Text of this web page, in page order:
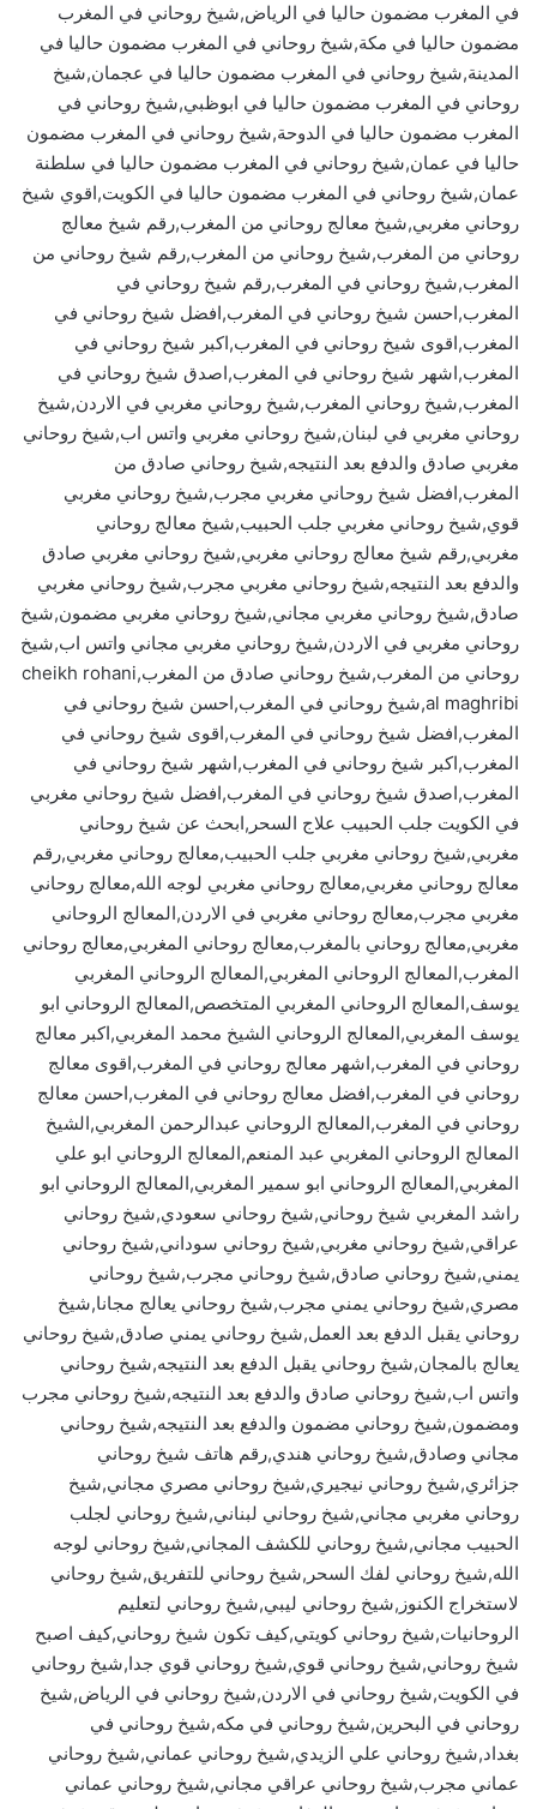
في المغرب مضمون حاليا في الرياض,شيخ روحاني في المغرب
مضمون حاليا في مكة,شيخ روحاني في المغرب مضمون حاليا في
المدينة,شيخ روحاني في المغرب مضمون حاليا في عجمان,شيخ
روحاني في المغرب مضمون حاليا في ابوظبي,شيخ روحاني في
المغرب مضمون حاليا في الدوحة,شيخ روحاني في المغرب مضمون
حاليا في عمان,شيخ روحاني في المغرب مضمون حاليا في سلطنة
عمان,شيخ روحاني في المغرب مضمون حاليا في الكويت,اقوي شيخ
روحاني مغربي,شيخ معالج روحاني من المغرب,رقم شيخ معالج
روحاني من المغرب,شيخ روحاني من المغرب,رقم شيخ روحاني من
المغرب,شيخ روحاني في المغرب,رقم شيخ روحاني في
المغرب,احسن شيخ روحاني في المغرب,افضل شيخ روحاني في
المغرب,اقوى شيخ روحاني في المغرب,اكبر شيخ روحاني في
المغرب,اشهر شيخ روحاني في المغرب,اصدق شيخ روحاني في
المغرب,شيخ روحاني المغرب,شيخ روحاني مغربي في الاردن,شيخ
روحاني مغربي في لبنان,شيخ روحاني مغربي واتس اب,شيخ روحاني
مغربي صادق والدفع بعد النتيجه,شيخ روحاني صادق من
المغرب,افضل شيخ روحاني مغربي مجرب,شيخ روحاني مغربي
قوي,شيخ روحاني مغربي جلب الحبيب,شيخ معالج روحاني
مغربي,رقم شيخ معالج روحاني مغربي,شيخ روحاني مغربي صادق
والدفع بعد النتيجه,شيخ روحاني مغربي مجرب,شيخ روحاني مغربي
صادق,شيخ روحاني مغربي مجاني,شيخ روحاني مغربي مضمون,شيخ
روحاني مغربي في الاردن,شيخ روحاني مغربي مجاني واتس اب,شيخ
روحاني من المغرب,شيخ روحاني صادق من المغرب,cheikh rohani
al maghribi,شيخ روحاني في المغرب,احسن شيخ روحاني في
المغرب,افضل شيخ روحاني في المغرب,اقوى شيخ روحاني في
المغرب,اكبر شيخ روحاني في المغرب,اشهر شيخ روحاني في
المغرب,اصدق شيخ روحاني في المغرب,افضل شيخ روحاني مغربي
في الكويت جلب الحبيب علاج السحر,ابحث عن شيخ روحاني
مغربي,شيخ روحاني مغربي جلب الحبيب,معالج روحاني مغربي,رقم
معالج روحاني مغربي,معالج روحاني مغربي لوجه الله,معالج روحاني
مغربي مجرب,معالج روحاني مغربي في الاردن,المعالج الروحاني
مغربي,معالج روحاني بالمغرب,معالج روحاني المغربي,معالج روحاني
المغرب,المعالج الروحاني المغربي,المعالج الروحاني المغربي
يوسف,المعالج الروحاني المغربي المتخصص,المعالج الروحاني ابو
يوسف المغربي,المعالج الروحاني الشيخ محمد المغربي,اكبر معالج
روحاني في المغرب,اشهر معالج روحاني في المغرب,اقوى معالج
روحاني في المغرب,افضل معالج روحاني في المغرب,احسن معالج
روحاني في المغرب,المعالج الروحاني عبدالرحمن المغربي,الشيخ
المعالج الروحاني المغربي عبد المنعم,المعالج الروحاني ابو علي
المغربي,المعالج الروحاني ابو سمير المغربي,المعالج الروحاني ابو
راشد المغربي شيخ روحاني,شيخ روحاني سعودي,شيخ روحاني
عراقي,شيخ روحاني مغربي,شيخ روحاني سوداني,شيخ روحاني
يمني,شيخ روحاني صادق,شيخ روحاني مجرب,شيخ روحاني
مصري,شيخ روحاني يمني مجرب,شيخ روحاني يعالج مجانا,شيخ
روحاني يقبل الدفع بعد العمل,شيخ روحاني يمني صادق,شيخ روحاني
يعالج بالمجان,شيخ روحاني يقبل الدفع بعد النتيجه,شيخ روحاني
واتس اب,شيخ روحاني صادق والدفع بعد النتيجه,شيخ روحاني مجرب
ومضمون,شيخ روحاني مضمون والدفع بعد النتيجه,شيخ روحاني
مجاني وصادق,شيخ روحاني هندي,رقم هاتف شيخ روحاني
جزائري,شيخ روحاني نيجيري,شيخ روحاني مصري مجاني,شيخ
روحاني مغربي مجاني,شيخ روحاني لبناني,شيخ روحاني لجلب
الحبيب مجاني,شيخ روحاني للكشف المجاني,شيخ روحاني لوجه
الله,شيخ روحاني لفك السحر,شيخ روحاني للتفريق,شيخ روحاني
لاستخراج الكنوز,شيخ روحاني ليبي,شيخ روحاني لتعليم
الروحانيات,شيخ روحاني كويتي,كيف تكون شيخ روحاني,كيف اصبح
شيخ روحاني,شيخ روحاني قوي,شيخ روحاني قوي جدا,شيخ روحاني
في الكويت,شيخ روحاني في الاردن,شيخ روحاني في الرياض,شيخ
روحاني في البحرين,شيخ روحاني في مكه,شيخ روحاني في
بغداد,شيخ روحاني علي الزيدي,شيخ روحاني عماني,شيخ روحاني
عماني مجرب,شيخ روحاني عراقي مجاني,شيخ روحاني عماني